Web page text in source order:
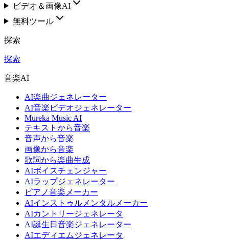
ビデオ＆画像AI
無料ツール
探索
探索
音楽AI
AI楽曲ジェネレーター
AI音楽ビデオジェネレーター
Mureka Music AI
テキストから音楽
音声から音楽
画像から音楽
歌詞から楽曲生成
AIボイスチェンジャー
AIラップジェネレーター
ピアノ音楽メーカー
AIインストゥルメンタルメーカー
AIカントリージェネレータ
AI誕生日音楽ジェネレーター
AIエディエムジェネレータ